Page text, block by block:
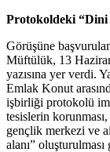
Protokoldeki “Dini
Görüşüne
Müftülük, 13
yazısına yer verdi.
Emlak Konut
işbirliği protokolü
tesislerin
gençlik merkezi ve
alanı” oluşturulması